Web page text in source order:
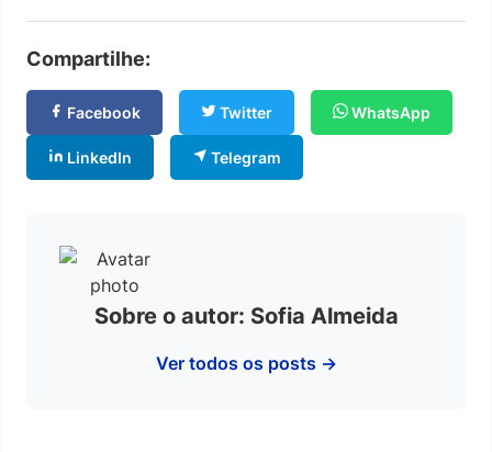
Compartilhe:
Facebook Twitter WhatsApp
LinkedIn Telegram
Sobre o autor: Sofia Almeida
Ver todos os posts →